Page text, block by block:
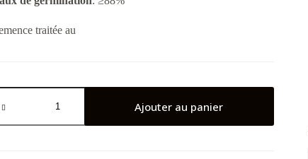
traitée au
Ajouter au panier